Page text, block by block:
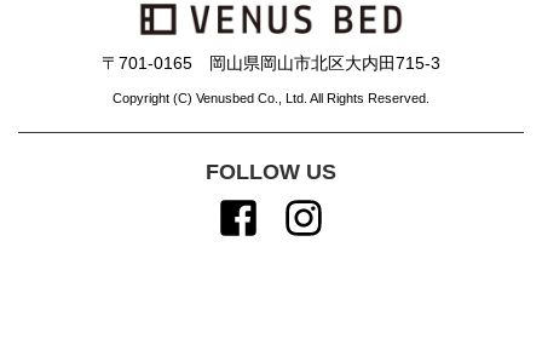
〒701-0165 岡山県岡山市北区大内田715-3
Copyright (C) Venusbed Co., Ltd. All Rights Reserved.
FOLLOW US